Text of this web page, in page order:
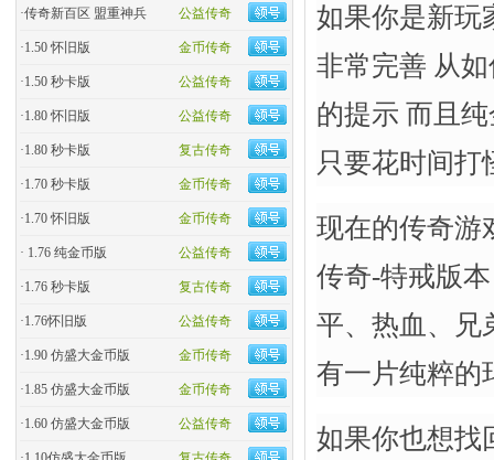
公益传奇
·传奇新百区 盟重神兵
金币传奇
·1.50 怀旧版
公益传奇
·1.50 秒卡版
公益传奇
·1.80 怀旧版
复古传奇
·1.80 秒卡版
金币传奇
·1.70 秒卡版
金币传奇
·1.70 怀旧版
公益传奇
· 1.76 纯金币版
复古传奇
·1.76 秒卡版
公益传奇
·1.76怀旧版
金币传奇
·1.90 仿盛大金币版
金币传奇
·1.85 仿盛大金币版
公益传奇
·1.60 仿盛大金币版
如果你是新玩
非常完善 从
的提示 而且
只要花时间
现在的传奇游
传奇-特戒版
平、热血、兄
有一片纯粹的
如果你也想找